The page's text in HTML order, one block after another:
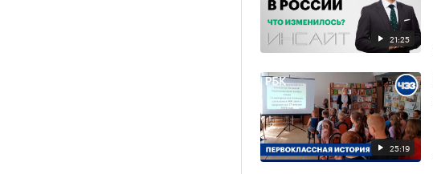
21:25
25:19